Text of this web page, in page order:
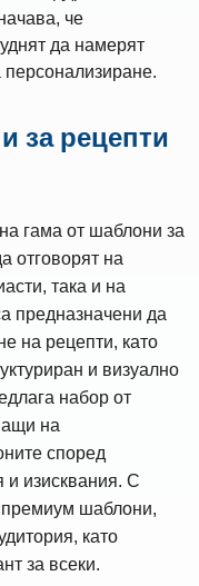
че
да намерят
персонализиране.
за рецепти
гама от шаблони за
отговорят на
така и на
предназначени да
на рецепти, като
и визуално
набор от
на
според
и изисквания. С
премиум шаблони,
като
за всеки.